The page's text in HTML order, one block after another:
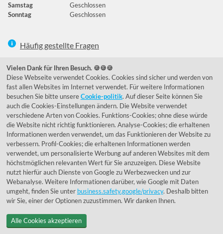
Samstag
Geschlossen
Sonntag
Geschlossen
Häufig gestellte Fragen
039292 - 678215
de@lumidora.com
FacebookInstagram
Kundenmeinungen
Exzellent - eKomi.de
© 1955 - 2026 Lumidora
Vielen Dank für Ihren Besuch. 🍪🍪🍪
Diese Webseite verwendet Cookies. Cookies sind sicher und werden von
fast allen Websites im Internet verwendet. Für weitere Informationen
besuchen Sie bitte unsereCookie-politik. Auf dieser Seite können Sie
auch die Cookies-Einstellungen ändern. Die Website verwendet
verschiedene Arten von Cookies. Funktions-Cookies; ohne diese würde
die Website nicht richtig funktionieren. Analyse-Cookies; die erhaltenen
Informationen werden verwendet, um das Funktionieren der Website zu
verbessern. Profil-Cookies; die erhaltenen Informationen werden
verwendet, um personalisierte Werbung auf anderen Websites mit dem
höchstmöglichen relevanten Wert für Sie anzuzeigen. Diese Website
nutzt hierfür auch Dienste von Google zu Werbezwecken und zur
Webanalyse. Weitere Informationen darüber, wie Google mit Daten
umgeht, finden Sie unter business.safety.google/privacy. Deshalb bitten
wir Sie, einer der Optionen zuzustimmen. Wir danken Ihnen.
Alle Cookies akzeptieren